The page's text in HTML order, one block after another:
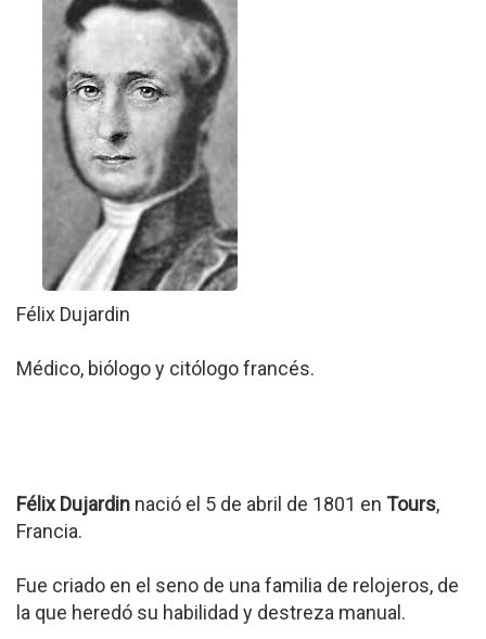
Félix Dujardin
Médico, biólogo y citólogo francés.
Félix Dujardin nació el 5 de abril de 1801 en Tours,
Francia.
Fue criado en el seno de una familia de relojeros, de
la que heredó su habilidad y destreza manual.